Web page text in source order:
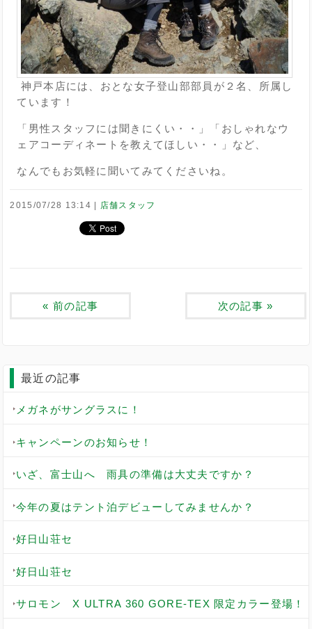
神戸本店には、おとな女子登山部部員が２名、所属し
ています！
「男性スタッフには聞きにくい・・」「おしゃれなウ
ェアコーディネートを教えてほしい・・」など、
なんでもお気軽に聞いてみてくださいね。
2015/07/28 13:14 店舗スタッフ
« 前の記事 次の記事 »
最近の記事
メガネがサングラスに！
キャンペーンのお知らせ！
いざ、富士山へ 雨具の準備は大丈夫ですか？
今年の夏はテント泊デビューしてみませんか？
好日山荘セ
好日山荘セ
サロモン X ULTRA 360 GORE-TEX 限定カラー登場！